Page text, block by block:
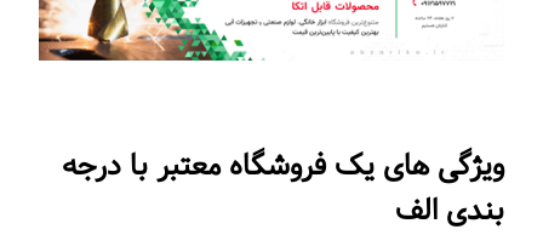
ویژگی های یک فروشگاه معتبر با درجه
بندی الف